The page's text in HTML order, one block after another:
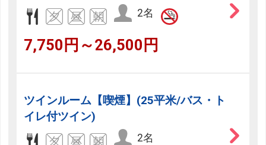
2名
7,750円～26,500円
ツインルーム【喫煙】(25平米/バス・ト
イレ付ツイン)
2名